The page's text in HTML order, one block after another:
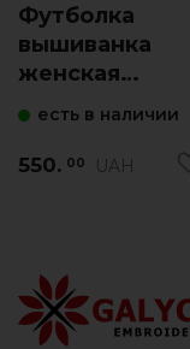
Футболка
вышиванка
женская
(белая)
есть в наличии
550. 00 UAH